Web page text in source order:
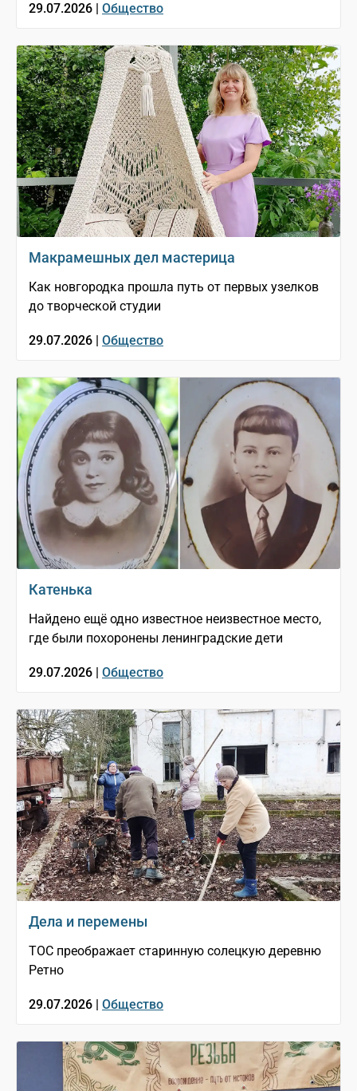
29.07.2026 | Общество
Макрамешных дел мастерица
Как новгородка прошла путь от первых узелков
до творческой студии
29.07.2026 | Общество
Катенька
Найдено ещё одно известное неизвестное место,
где были похоронены ленинградские дети
29.07.2026 | Общество
Дела и перемены
ТОС преображает старинную солецкую деревню
Ретно
29.07.2026 | Общество